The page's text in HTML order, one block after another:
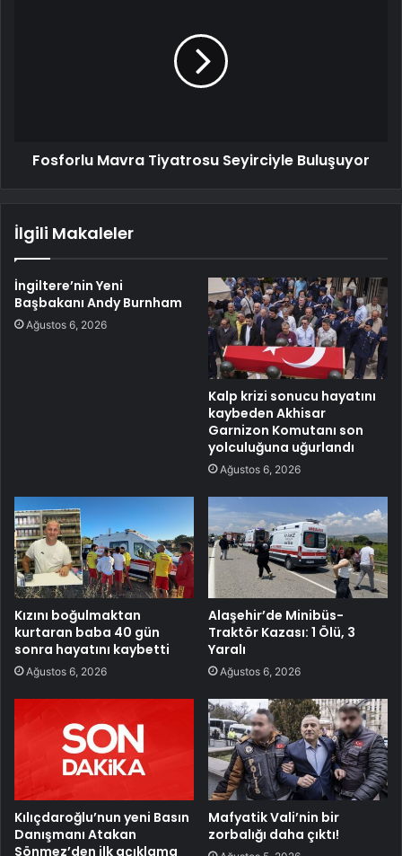
Fosforlu Mavra Tiyatrosu Seyirciyle Buluşuyor
İlgili Makaleler
İngiltere’nin Yeni
Başbakanı Andy Burnham
Ağustos 6, 2026
Kalp krizi sonucu hayatını
kaybeden Akhisar
Garnizon Komutanı son
yolculuğuna uğurlandı
Ağustos 6, 2026
Kızını boğulmaktan
kurtaran baba 40 gün
sonra hayatını kaybetti
Ağustos 6, 2026
Alaşehir’de Minibüs-
Traktör Kazası: 1 Ölü, 3
Yaralı
Ağustos 6, 2026
Kılıçdaroğlu’nun yeni Basın
Danışmanı Atakan
Sönmez’den ilk açıklama
Mafyatik Vali’nin bir
zorbalığı daha çıktı!